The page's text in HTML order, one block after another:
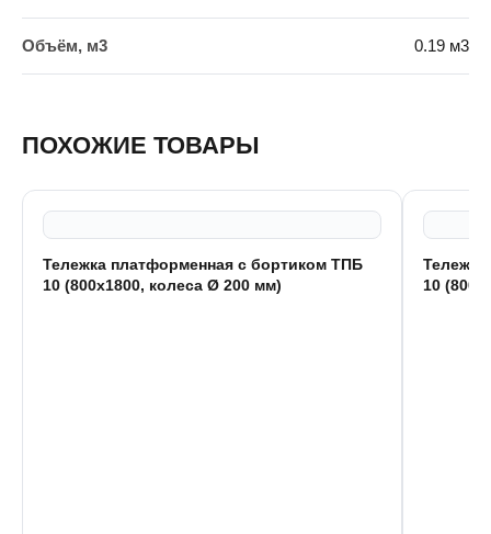
Объём, м3 0.19 м3
ПОХОЖИЕ ТОВАРЫ
Тележка платформенная с бортиком ТПБ
10 (800x1800, колеса Ø 200 мм)
10